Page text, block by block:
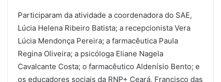
Participaram da atividade a coordenadora do SAE,
Lúcia Helena Ribeiro Batista; a recepcionista Vera
Lúcia Mendonça Pereira; a farmacêutica Paula
Regina Oliveira; a psicóloga Eliane Nagela
Cavalcante Costa; o farmacêutico Aldenísio Bento; e
os educadores sociais da RNP+ Ceará, Francisco das